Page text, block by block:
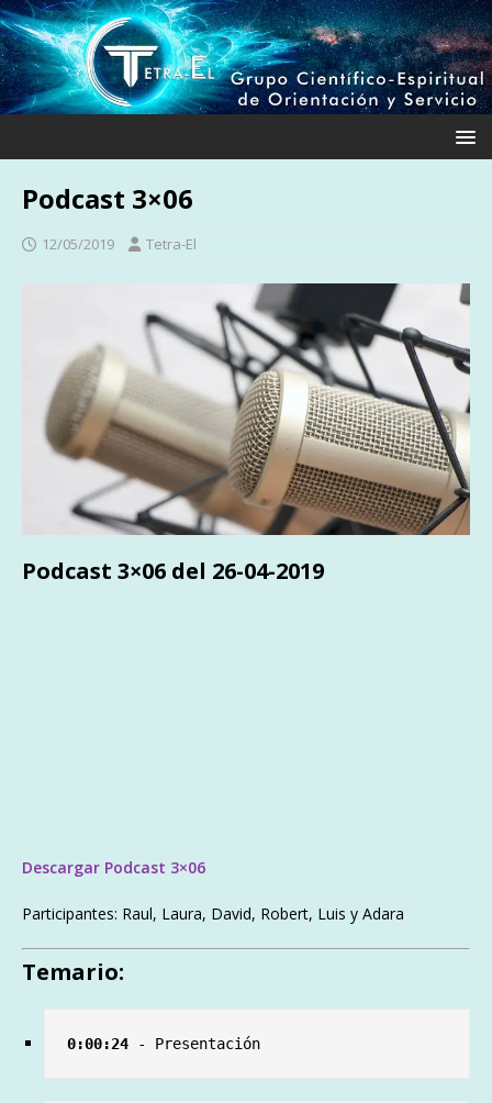
Podcast 3×06
12/05/2019 Tetra-El
Podcast 3×06 del 26-04-2019
Descargar Podcast 3×06
Participantes: Raul, Laura, David, Robert, Luis y Adara
Temario:
0:00:24 - Presentación